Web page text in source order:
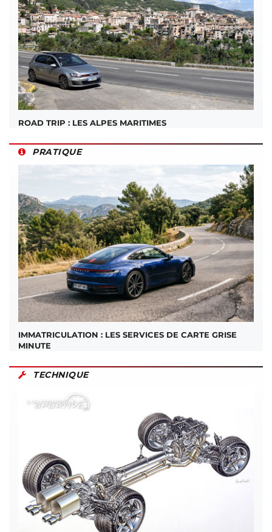
ROAD TRIP : LES ALPES MARITIMES
PRATIQUE
IMMATRICULATION : LES SERVICES DE CARTE GRISE
MINUTE
TECHNIQUE